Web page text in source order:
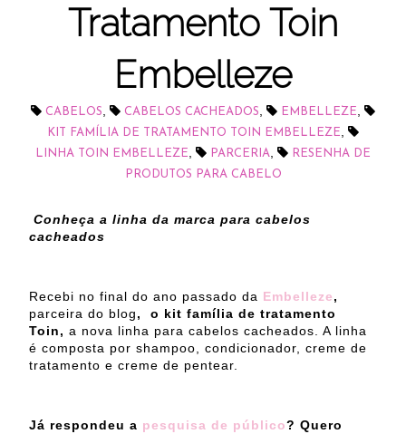
Tratamento Toin
Embelleze
CABELOS, CABELOS CACHEADOS, EMBELLEZE,
KIT FAMÍLIA DE TRATAMENTO TOIN EMBELLEZE,
LINHA TOIN EMBELLEZE, PARCERIA,
RESENHA DE
PRODUTOS PARA CABELO
Conheça a linha da marca para cabelos
cacheados
Recebi no final do ano passado da Embelleze,
parceira do blog, o kit família de tratamento
Toin, a nova linha para cabelos cacheados. A linha
é composta por shampoo, condicionador, creme de
tratamento e creme de pentear.
Já respondeu a pesquisa de público? Quero